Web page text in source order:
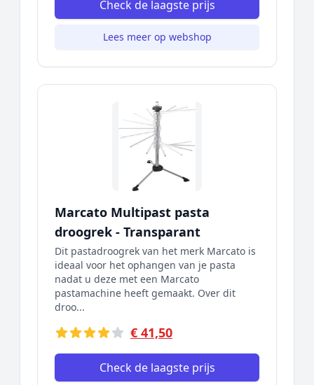
Check de laagste prijs
Lees meer op webshop
Marcato Multipast pasta
droogrek - Transparant
Dit pastadroogrek van het merk Marcato is
ideaal voor het ophangen van je pasta
nadat u deze met een Marcato
pastamachine heeft gemaakt. Over dit
droo...
€ 41,50
Check de laagste prijs